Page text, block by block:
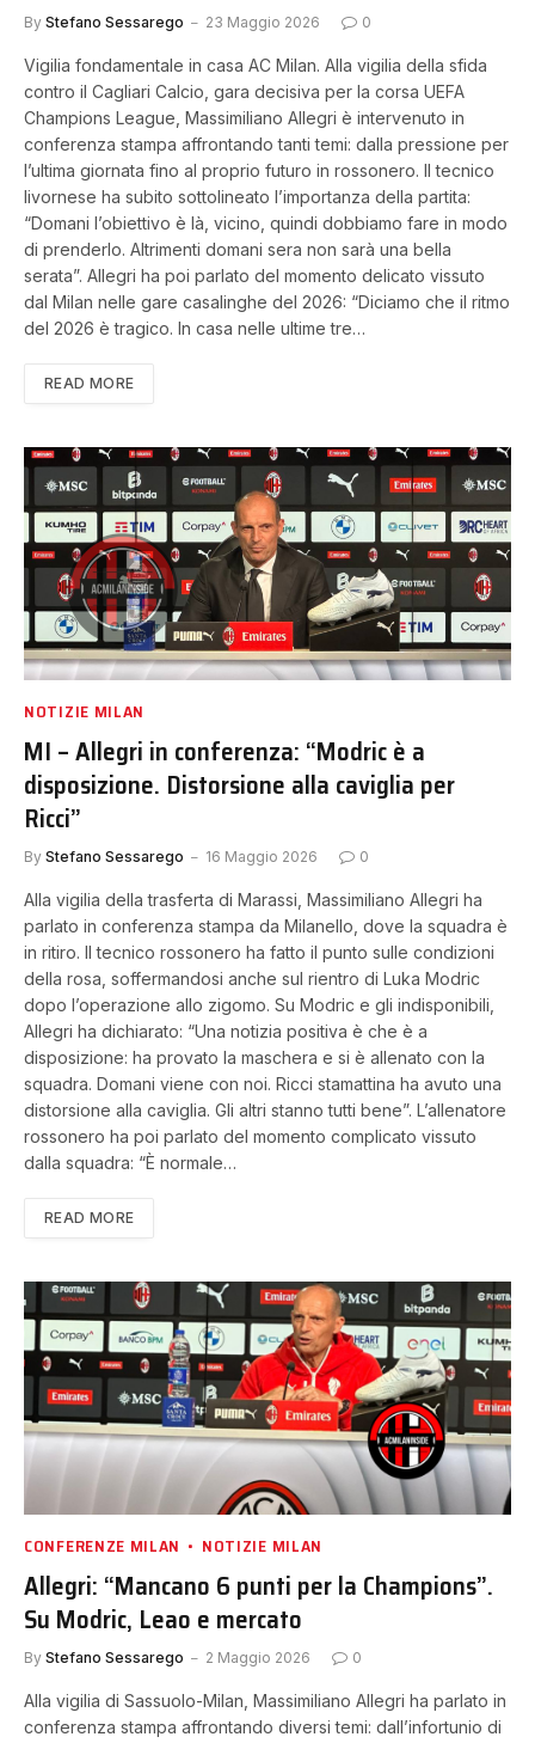
By Stefano Sessarego 23 Maggio 2026 0
Vigilia fondamentale in casa AC Milan. Alla vigilia della sfida
contro il Cagliari Calcio, gara decisiva per la corsa UEFA
Champions League, Massimiliano Allegri è intervenuto in
conferenza stampa affrontando tanti temi: dalla pressione per
l’ultima giornata fino al proprio futuro in rossonero. Il tecnico
livornese ha subito sottolineato l’importanza della partita:
“Domani l’obiettivo è là, vicino, quindi dobbiamo fare in modo
di prenderlo. Altrimenti domani sera non sarà una bella
serata”. Allegri ha poi parlato del momento delicato vissuto
dal Milan nelle gare casalinghe del 2026: “Diciamo che il ritmo
del 2026 è tragico. In casa nelle ultime tre…
READ MORE
NOTIZIE MILAN
MI – Allegri in conferenza: “Modric è a
disposizione. Distorsione alla caviglia per
Ricci”
By Stefano Sessarego 16 Maggio 2026 0
Alla vigilia della trasferta di Marassi, Massimiliano Allegri ha
parlato in conferenza stampa da Milanello, dove la squadra è
in ritiro. Il tecnico rossonero ha fatto il punto sulle condizioni
della rosa, soffermandosi anche sul rientro di Luka Modric
dopo l’operazione allo zigomo. Su Modric e gli indisponibili,
Allegri ha dichiarato: “Una notizia positiva è che è a
disposizione: ha provato la maschera e si è allenato con la
squadra. Domani viene con noi. Ricci stamattina ha avuto una
distorsione alla caviglia. Gli altri stanno tutti bene”. L’allenatore
rossonero ha poi parlato del momento complicato vissuto
dalla squadra: “È normale…
READ MORE
CONFERENZE MILAN NOTIZIE MILAN
Allegri: “Mancano 6 punti per la Champions”.
Su Modric, Leao e mercato
By Stefano Sessarego 2 Maggio 2026 0
Alla vigilia di Sassuolo-Milan, Massimiliano Allegri ha parlato in
conferenza stampa affrontando diversi temi: dall’infortunio di